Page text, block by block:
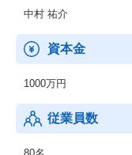
◆各種研修
、「新入社員研修」
、「管理職研修」他
◆アスリート人材紹介
中村 祐介
資本金
1000万円
従業員数